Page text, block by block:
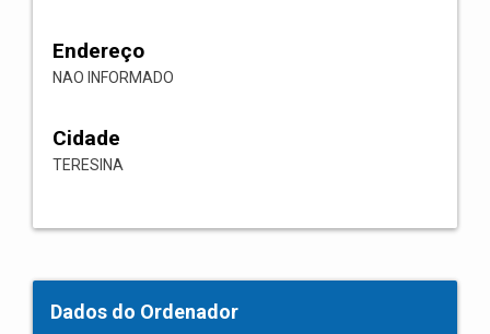
Endereço
NAO INFORMADO
Cidade
TERESINA
Dados do Ordenador